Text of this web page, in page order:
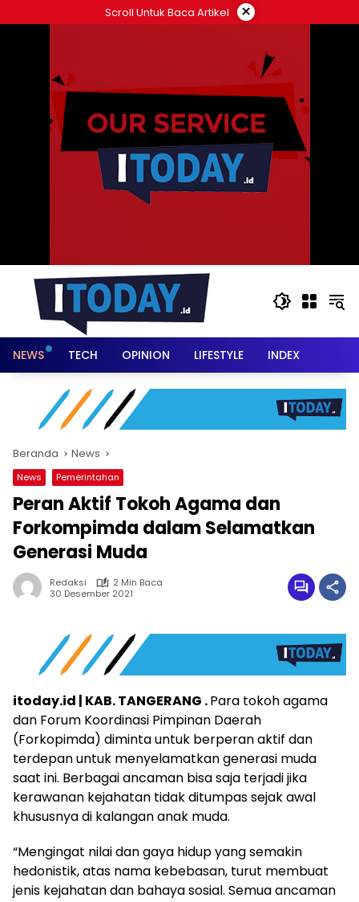
ke
Scroll Untuk Baca Artikel ×
NEWS TECH OPINION LIFESTYLE INDEX
Beranda News
News Pemerintahan
Peran Aktif Tokoh Agama dan
Forkompimda dalam Selamatkan
Generasi Muda
Redaksi
2 Min Baca
30 Desember 2021
itoday.id | KAB. TANGERANG .Para tokoh agama
dan Forum Koordinasi Pimpinan Daerah
(Forkopimda) diminta untuk berperan aktif dan
terdepan untuk menyelamatkan generasi muda
saat ini. Berbagai ancaman bisa saja terjadi jika
kerawanan kejahatan tidak ditumpas sejak awal
khususnya di kalangan anak muda.
“Mengingat nilai dan gaya hidup yang semakin
hedonistik, atas nama kebebasan, turut membuat
jenis kejahatan dan bahaya sosial. Semua ancaman